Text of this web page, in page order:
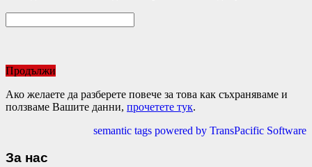
Продължи
Ако желаете да разберете повече за това как съхраняваме и
ползваме Вашите данни, прочетете тук.
semantic tags powered by TransPacific Software
За нас